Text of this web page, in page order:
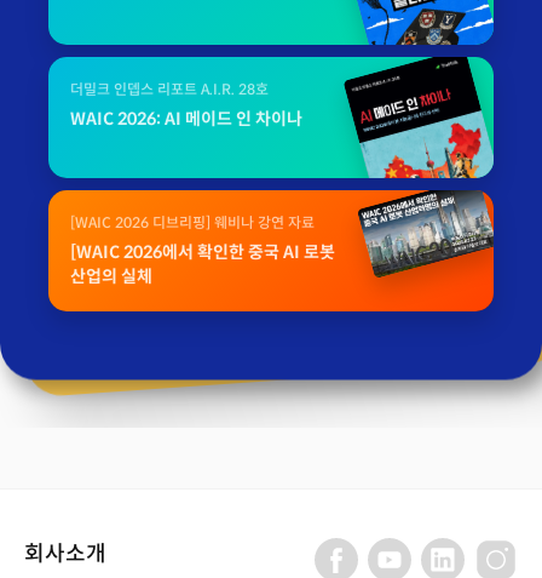
더밀크 인뎁스 리포트 A.I.R. 28호
WAIC 2026: AI 메이드 인 차이나
[WAIC 2026 디브리핑] 웨비나 강연 자료
[WAIC 2026에서 확인한 중국 AI 로봇
산업의 실체
회사소개